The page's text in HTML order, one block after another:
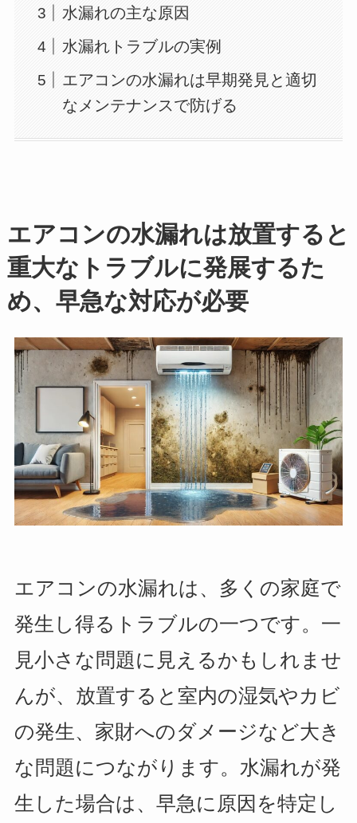
水漏れの主な原因
水漏れトラブルの実例
エアコンの水漏れは早期発見と適切
なメンテナンスで防げる
エアコンの水漏れは放置すると
重大なトラブルに発展するた
め、早急な対応が必要
エアコンの水漏れは、多くの家庭で
発生し得るトラブルの一つです。一
見小さな問題に見えるかもしれませ
んが、放置すると室内の湿気やカビ
の発生、家財へのダメージなど大き
な問題につながります。水漏れが発
生した場合は、早急に原因を特定し